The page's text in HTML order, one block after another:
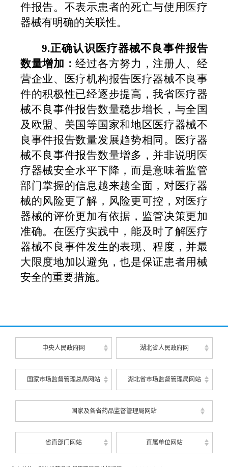
件报告。不表示患者的死亡与使用医疗
器械有明确的关联性。
9.正确认识医疗器械不良事件报告
数量增加：经过各方努力，注册人、经
营企业、医疗机构报告医疗器械不良事
件的积极性已经逐步提高，我省医疗器
械不良事件报告数量稳步增长 ，与全国
及 欧盟、 美国等国家和地区医疗器械不
良事件报告数量发展趋势相同。医疗器
械不良事件报告数量增多，并非说明医
疗器械安全水平下降，而是意味着监管
部门掌握的信息越来越全面，对医疗器
械的风险更了解，风险更可控，对医疗
器械的评价更加有依据，监管决策更加
准确。在医疗实践中，能及时了解医疗
器械不良事件发生的表现、程度，并最
大限度地加以避免，也是保证患者用械
安全的重要措施。
中央人民政府网 湖北省人民政府网
国家市场监督管理总局网站 湖北省市场监督管理局网站
国家及各省药品监督管理局网站
省直部门网站 直属单位网站